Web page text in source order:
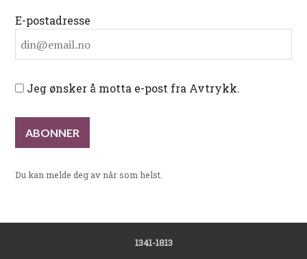
E-postadresse
Jeg ønsker å motta e-post fra Avtrykk.
Du kan melde deg av når som helst.
1341-1813